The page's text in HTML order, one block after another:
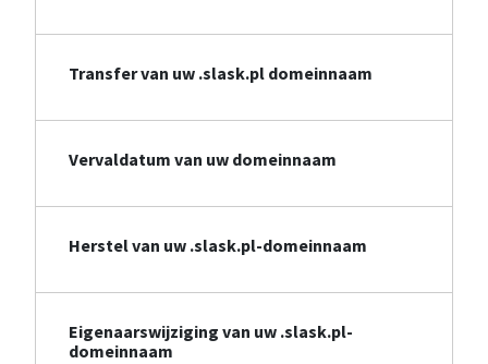
Transfer van uw .slask.pl domeinnaam
Vervaldatum van uw domeinnaam
Herstel van uw .slask.pl-domeinnaam
Eigenaarswijziging van uw .slask.pl-
domeinnaam